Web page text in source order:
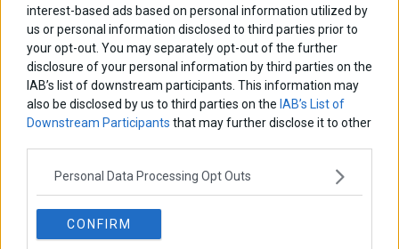
interest-based ads based on personal information utilized by
us or personal information disclosed to third parties prior to
your opt-out. You may separately opt-out of the further
disclosure of your personal information by third parties on the
IAB’s list of downstream participants. This information may
also be disclosed by us to third parties on the IAB’s List of
Downstream Participants that may further disclose it to other
Personal Data Processing Opt Outs
CONFIRM
Εύη Φραγκάκη
«Αυτό είναι που μένει. Το συναίσθημα που αφήνουμε πίσω
Σταματίνα Σταματάκου
Η βία κατά των ζώων δεν αντέχει βολικές ερμηνείες
Δημήτρης Καμπουράκης